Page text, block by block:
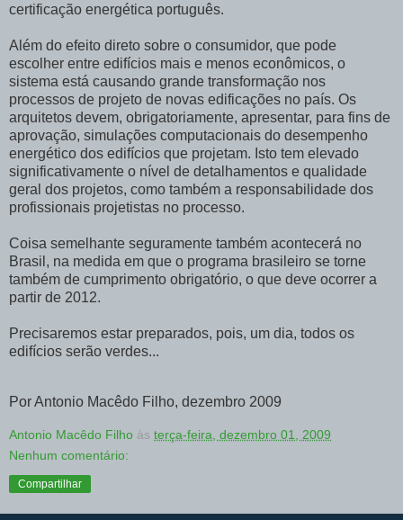
certificação energética português.
Além do efeito direto sobre o consumidor, que pode
escolher entre edifícios mais e menos econômicos, o
sistema está causando grande transformação nos
processos de projeto de novas edificações no país. Os
arquitetos devem, obrigatoriamente, apresentar, para fins de
aprovação, simulações computacionais do desempenho
energético dos edifícios que projetam. Isto tem elevado
significativamente o nível de detalhamentos e qualidade
geral dos projetos, como também a responsabilidade dos
profissionais projetistas no processo.
Coisa semelhante seguramente também acontecerá no
Brasil, na medida em que o programa brasileiro se torne
também de cumprimento obrigatório, o que deve ocorrer a
partir de 2012.
Precisaremos estar preparados, pois, um dia, todos os
edifícios serão verdes...
Por Antonio Macêdo Filho, dezembro 2009
Antonio Macêdo Filho às terça-feira, dezembro 01, 2009
Nenhum comentário:
Compartilhar